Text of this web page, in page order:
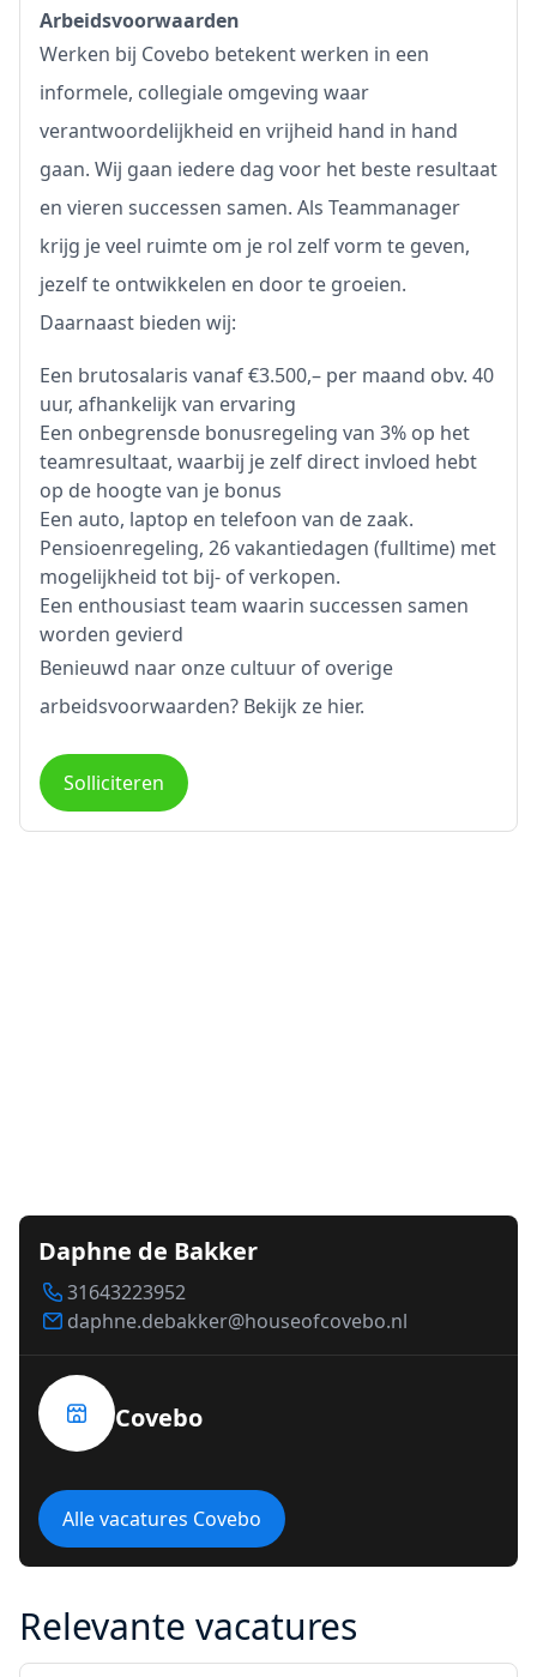
Arbeidsvoorwaarden
Werken bij Covebo betekent werken in een
informele, collegiale omgeving waar
verantwoordelijkheid en vrijheid hand in hand
gaan. Wij gaan iedere dag voor het beste resultaat
en vieren successen samen. Als Teammanager
krijg je veel ruimte om je rol zelf vorm te geven,
jezelf te ontwikkelen en door te groeien.
Daarnaast bieden wij:
Een brutosalaris vanaf €3.500,– per maand obv. 40
uur, afhankelijk van ervaring
Een onbegrensde bonusregeling van 3% op het
teamresultaat, waarbij je zelf direct invloed hebt
op de hoogte van je bonus
Een auto, laptop en telefoon van de zaak.
Pensioenregeling, 26 vakantiedagen (fulltime) met
mogelijkheid tot bij- of verkopen.
Een enthousiast team waarin successen samen
worden gevierd
Benieuwd naar onze cultuur of overige
arbeidsvoorwaarden? Bekijk ze hier.
Solliciteren
Daphne de Bakker
31643223952
daphne.debakker@houseofcovebo.nl
Covebo
Alle vacatures Covebo
Relevante vacatures